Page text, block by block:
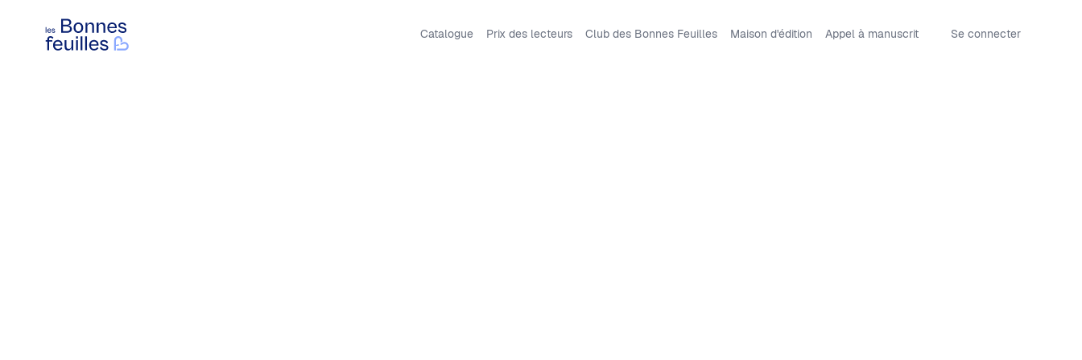
Les Bonnes Feuilles Catalogue Prix des lecteurs Club des Bonnes Feuilles Maison d'édition Appel à manuscrit Se connecter